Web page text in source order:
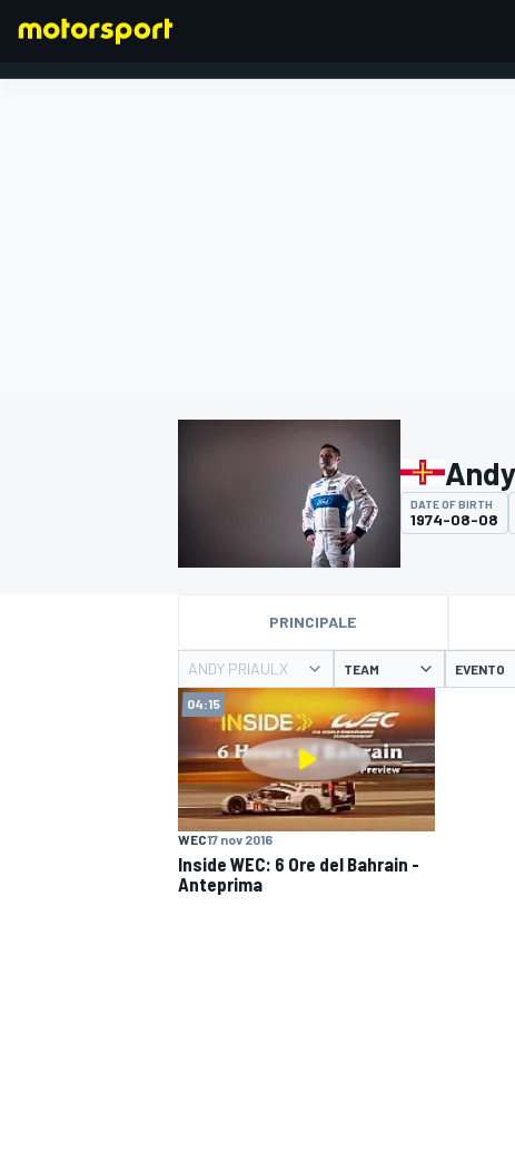
WEC
WRC
DATE OF BIRTH
1974-08-08
PRINCIPALE
ANDY PRIAULX TEAM EVENTO
04:15
WEC17 nov 2016
Inside WEC: 6 Ore del Bahrain -
Anteprima